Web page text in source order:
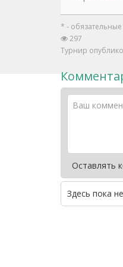
* -
297
Турнир
Оставлять
Здесь пока